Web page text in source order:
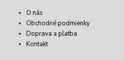
O nás
Obchodné podmienky
Doprava a platba
Kontakt